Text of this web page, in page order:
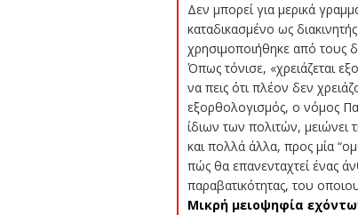
Δεν μπορεί για μερικά
καταδικασμένο ως
χρησιμοποιήθηκε από τους
Όπως τόνισε, «χρειάζεται
να πεις ότι πλέον δεν
εξορθολογισμός, ο νόμος
ίδιων των πολιτών, μειώνει
και πολλά άλλα, προς μία
πώς θα επανενταχτεί ένας
παραβατικότητας, του
Μικρή μειοψηφία